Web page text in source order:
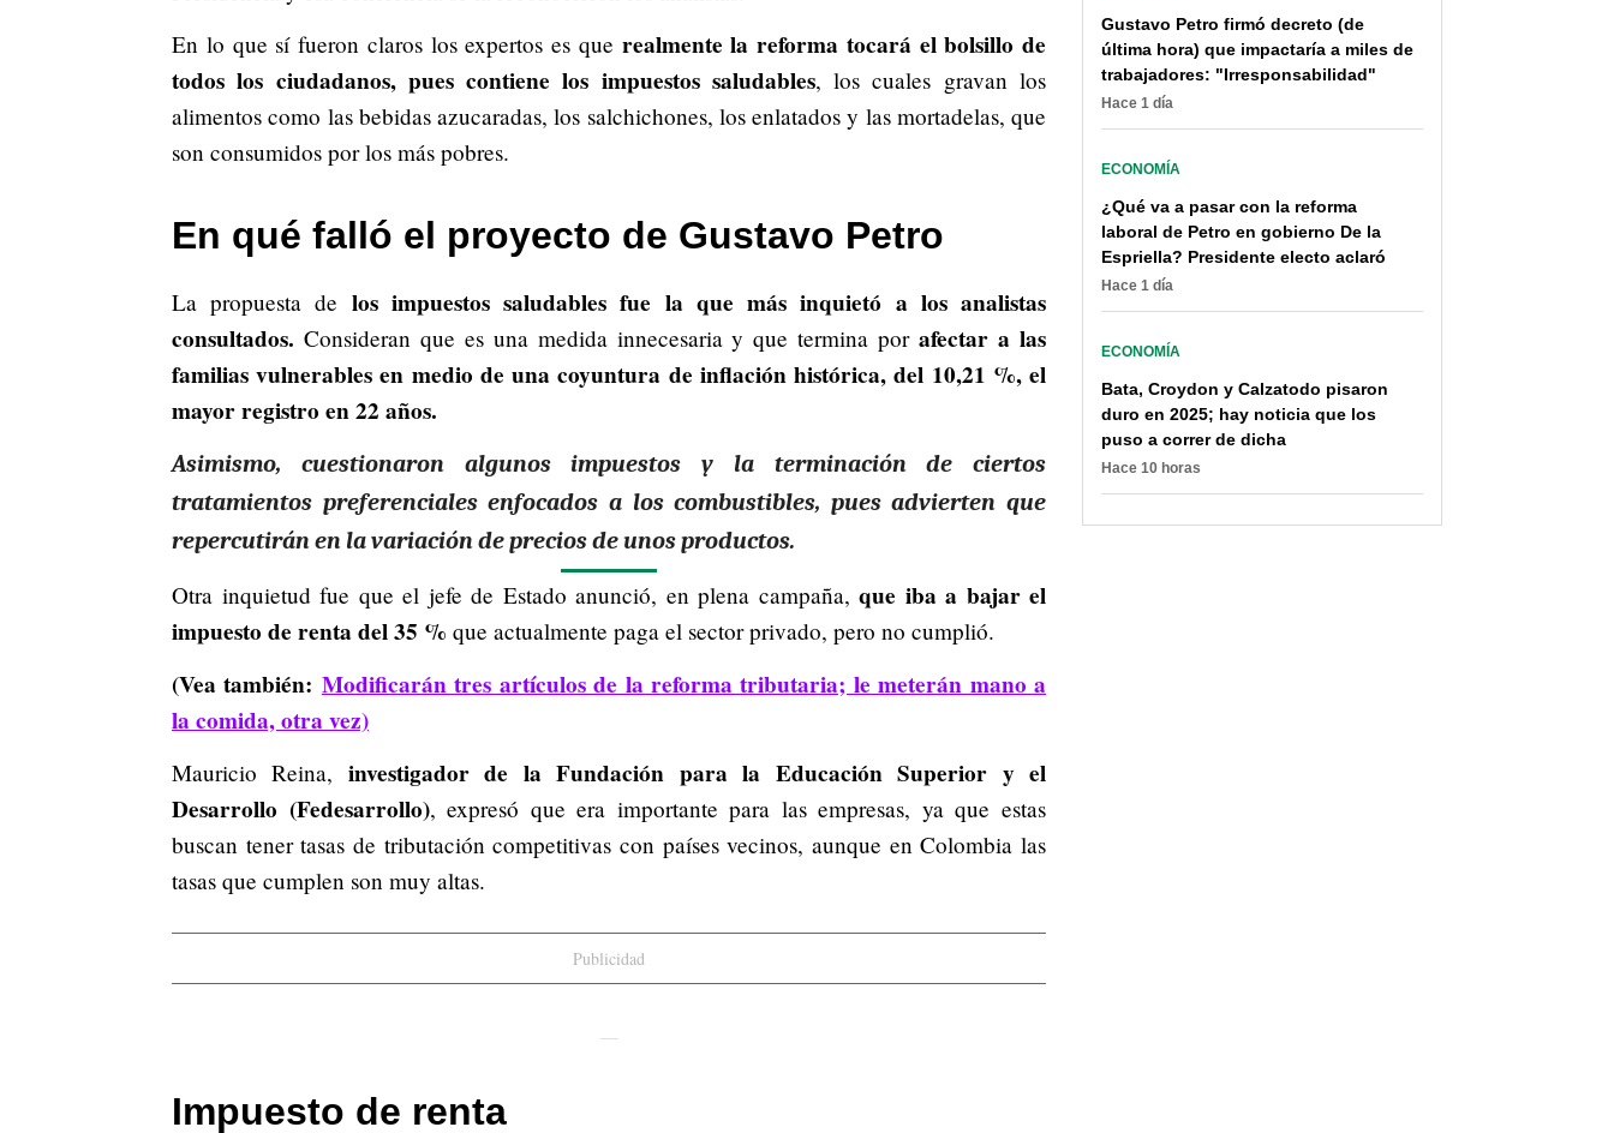
En lo que sí fueron claros los expertos es que realmente la reforma tocará el bolsillo de
todos los ciudadanos, pues contiene los impuestos saludables, los cuales gravan los
alimentos como las bebidas azucaradas, los salchichones, los enlatados y las mortadelas, que
son consumidos por los más pobres.
En qué falló el proyecto de Gustavo Petro
La propuesta de los impuestos saludables fue la que más inquietó a los analistas
consultados. Consideran que es una medida innecesaria y que termina porafectar a las
familias vulnerables en medio de una coyuntura de inflación histórica, del 10,21 %, el
mayor registro en 22 años.
Asimismo, cuestionaron algunos impuestos y la terminación de ciertos
tratamientos preferenciales enfocados a los combustibles, pues advierten que
repercutirán en la variación de precios de unos productos.
Otra inquietud fue que el jefe de Estado anunció, en plena campaña, que iba a bajar el
impuesto de renta del 35 % que actualmente paga el sector privado, pero no cumplió.
(Vea también: Modificarán tres artículos de la reforma tributaria; le meterán mano a
la comida, otra vez)
Mauricio Reina, investigador de la Fundación para la Educación Superior y el
Desarrollo (Fedesarrollo), expresó que era importante para las empresas, ya que estas
buscan tener tasas de tributación competitivas con países vecinos, aunque en Colombia las
tasas que cumplen son muy altas.
Publicidad
Impuesto de renta
Gustavo Petro firmó decreto (de
última hora) que impactaría a miles de
trabajadores: "Irresponsabilidad"
Hace 1 día
ECONOMÍA
¿Qué va a pasar con la reforma
laboral de Petro en gobierno De la
Espriella? Presidente electo aclaró
Hace 1 día
ECONOMÍA
Bata, Croydon y Calzatodo pisaron
duro en 2025; hay noticia que los
puso a correr de dicha
Hace 10 horas